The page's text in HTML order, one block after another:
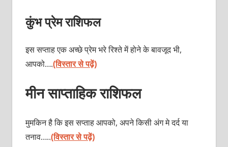
कुंभ प्रेम राशिफल
इस सप्ताह एक अच्छे प्रेम भरे रिश्ते में होने के बावजूद भी,
आपको….(विस्तार से पढ़ें)
मीन साप्ताहिक राशिफल
मुमकिन है कि इस सप्ताह आपको, अपने किसी अंग मे दर्द या
तनाव…..(विस्तार से पढ़ें)